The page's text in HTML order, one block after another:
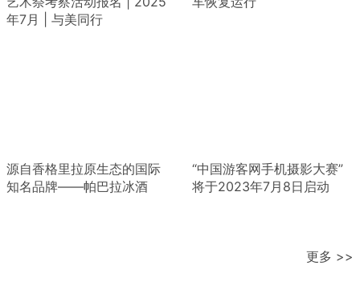
年7月 | 与美同行
源自香格里拉原生态的国际
知名品牌——帕巴拉冰酒
“中国游客网手机摄影大赛”
将于2023年7月8日启动
更多 >>